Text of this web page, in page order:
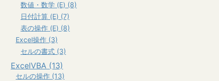
数値・数学 (E) (8)
日付計算 (E) (7)
表の操作 (E) (8)
Excel操作 (3)
セルの書式 (3)
ExcelVBA (13)
セルの操作 (13)